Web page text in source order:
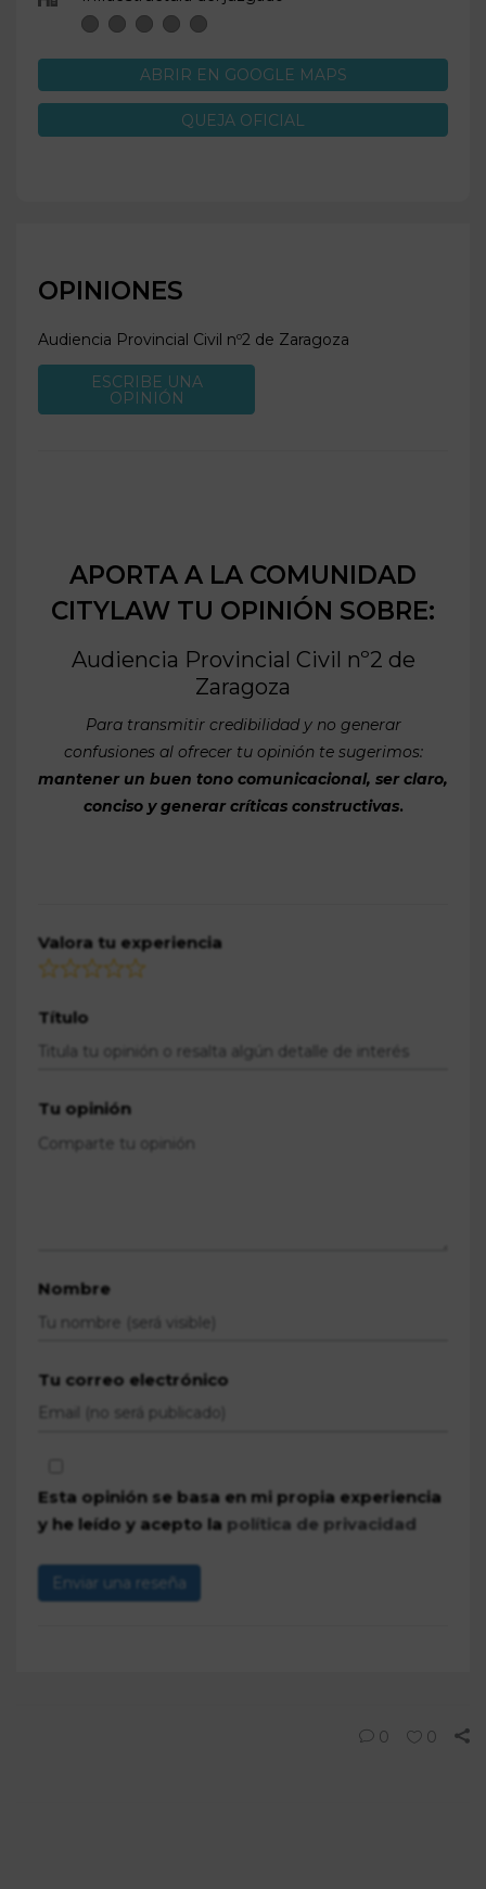
ABRIR EN GOOGLE MAPS
QUEJA OFICIAL
OPINIONES
Audiencia Provincial Civil nº2 de Zaragoza
ESCRIBE UNA
OPINIÓN
APORTA A LA COMUNIDAD
CITYLAW TU OPINIÓN SOBRE:
Audiencia Provincial Civil nº2 de
Zaragoza
Para transmitir credibilidad y no generar
confusiones al ofrecer tu opinión te sugerimos:
mantener un buen tono comunicacional, ser claro,
conciso y generar críticas constructivas.
Valora tu experiencia
Título
Tu opinión
Nombre
Tu correo electrónico
Esta opinión se basa en mi propia experiencia
y he leído y acepto la política de privacidad
Enviar una reseña
0 0